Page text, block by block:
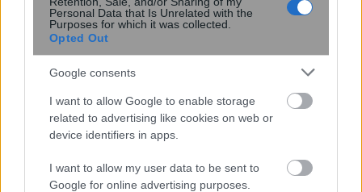
Personal Data that Is Unrelated with the
Purposes for which it was collected.
Opted Out
Google consents
I want to allow Google to enable storage
related to advertising like cookies on web or
device identifiers in apps.
I want to allow my user data to be sent to
Google for online advertising purposes.
, 20 Σεπτεμβρίου 2019 || Επικαιρότητα